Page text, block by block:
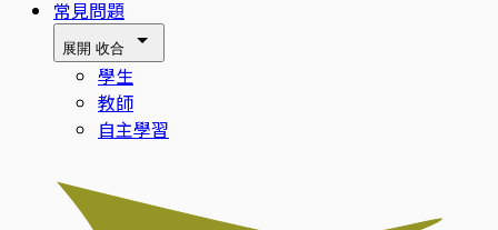
常見問題
展開 收合
學生
教師
自主學習